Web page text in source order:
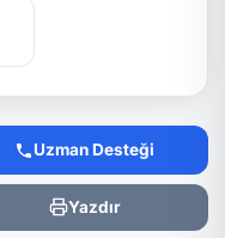
Uzman Desteği
Yazdır